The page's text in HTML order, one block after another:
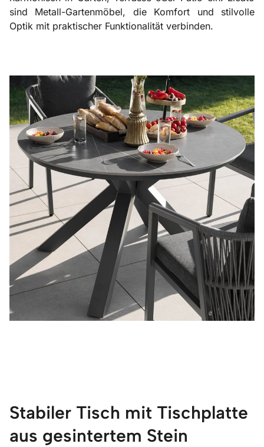
sind Metall-Gartenmöbel, die Komfort und stilvolle
Optik mit praktischer Funktionalität verbinden.
Stabiler Tisch mit Tischplatte
aus gesintertem Stein